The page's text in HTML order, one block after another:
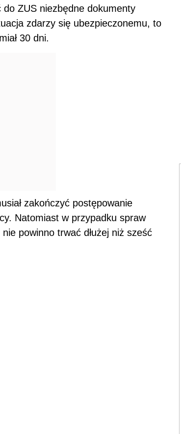
ZUS niezbędne dokumenty
zdarzy się ubezpieczonemu, to
30 dni.
zakończyć postępowanie
Natomiast w przypadku spraw
powinno trwać dłużej niż sześć